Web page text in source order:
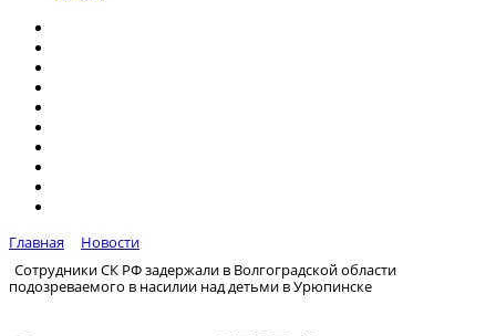
Главная
Новости
Сотрудники СК РФ задержали в Волгоградской области
подозреваемого в насилии над детьми в Урюпинске